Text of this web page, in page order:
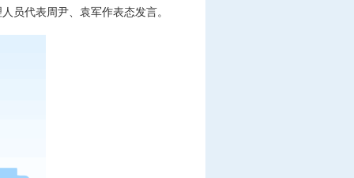
员代表周尹、袁军作表态发言。